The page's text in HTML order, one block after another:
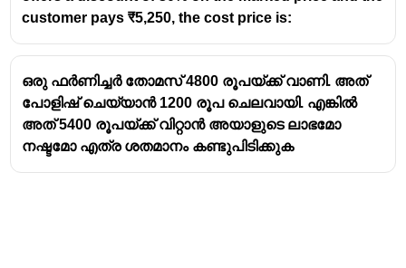
\text{ലാഭ
ശതമാനം} = \left(
\frac{\text{ലാഭം}}
{\text{വാങ്ങിയ
വില}} \right)
\times 100
ലാഭ ശതമാനം = (വാങ്ങിയ വില)×100
\text{ലാഭ
ശതമാനം}
= \left(
\frac{10}
{110}
ലാഭ ശതമാനം = ( 110
10 )×100 = 9 11
1 %
customer pays ₹5,250, the cost price is:
ഒരു ഫർണിച്ചർ തോമസ് 4800 രൂപയ്ക്ക് വാണി. അത്
പോളിഷ് ചെയ്യാൻ 1200 രൂപ ചെലവായി. എങ്കിൽ
അത് 5400 രൂപയ്ക്ക് വിറ്റാൻ അയാളുടെ ലാഭമോ
നഷ്ടമോ എത്ര ശതമാനം കണ്ടുപിടിക്കുക